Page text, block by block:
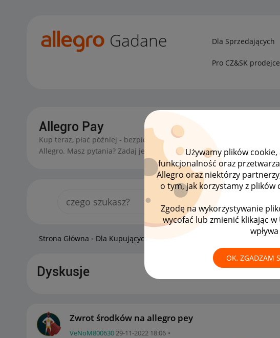
Używamy plików
funkcjonalność oraz
Allegro oraz niektórzy
o tym, jak korzystamy z
Zgodę na wykorzystywanie
wycofać lub zmienić klikając w
OK, ZGADZAM
Gadane Dla Sprzedających
Pro CZ&SK prodejce
Allegro Pay
Kup teraz, płać później - bezpieczny i wygodny sposób płatności na
Allegro. Masz pytania? Zadaj je tutaj!
Strona Główna Dla Kupujących
Dyskusje
Zwrot środków na allegro pey
VeNoM800630‎29-11-2022 18:06